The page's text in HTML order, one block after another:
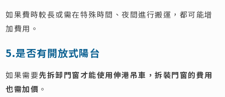
如果費時較長或需在特殊時間、夜間進行搬運，都可能增
加費用。
5.是否有開放式陽台
如果需要先拆卸門窗才能使用伸港吊車，拆裝門窗的費用
也需加價 。